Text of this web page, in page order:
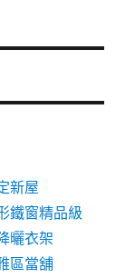
新屋
鐵窗精品級
曬衣架
區當舖